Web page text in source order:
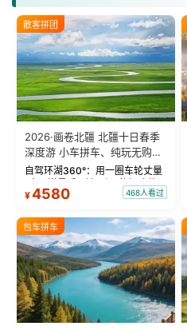
散客拼团
2026·画卷北疆 北疆十日春季
深度游 小车拼车、纯玩无购
物！
自驾环湖360°：用一圈车轮丈量
“大西洋最后一滴眼泪”的极致蔚
蓝。 赛湖旅拍：甄选多款风格服
绝美瞬间。 赛湖坦克300跟车视
频：专业摄影师...
¥4580 468人看过
包车拼车